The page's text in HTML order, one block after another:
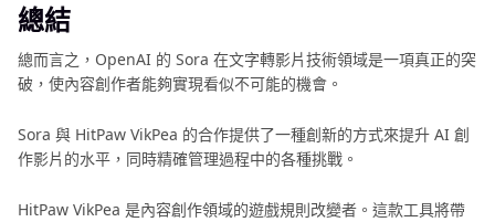
總結
總而言之，OpenAI 的 Sora 在文字轉影片技術領域是一項真正的突
破，使內容創作者能夠實現看似不可能的機會。
Sora 與 HitPaw VikPea 的合作提供了一種創新的方式來提升 AI 創
作影片的水平，同時精確管理過程中的各種挑戰。
HitPaw VikPea 是內容創作領域的遊戲規則改變者。這款工具將帶